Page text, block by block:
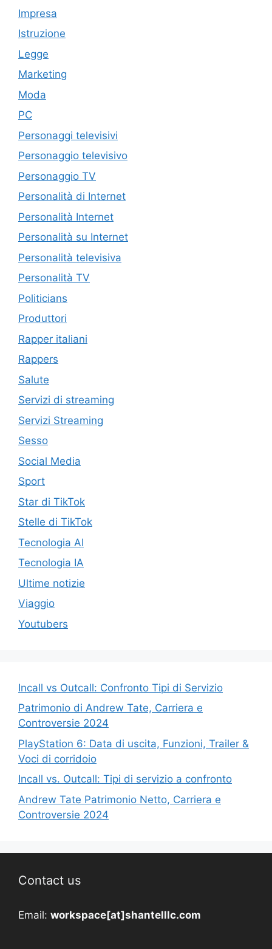
Impresa
Istruzione
Legge
Marketing
Moda
PC
Personaggi televisivi
Personaggio televisivo
Personaggio TV
Personalità di Internet
Personalità Internet
Personalità su Internet
Personalità televisiva
Personalità TV
Politicians
Produttori
Rapper italiani
Rappers
Salute
Servizi di streaming
Servizi Streaming
Sesso
Social Media
Sport
Star di TikTok
Stelle di TikTok
Tecnologia AI
Tecnologia IA
Ultime notizie
Viaggio
Youtubers
Incall vs Outcall: Confronto Tipi di Servizio
Patrimonio di Andrew Tate, Carriera e
Controversie 2024
PlayStation 6: Data di uscita, Funzioni, Trailer &
Voci di corridoio
Incall vs. Outcall: Tipi di servizio a confronto
Andrew Tate Patrimonio Netto, Carriera e
Controversie 2024
Contact us
Email: workspace[at]shantelllc.com